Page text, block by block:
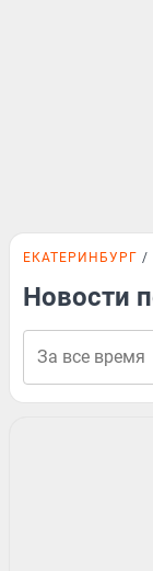
ЕКАТЕРИНБУРГ
Новости